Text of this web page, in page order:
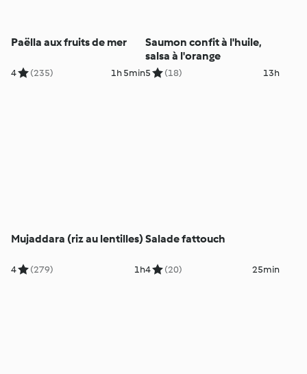
Paëlla aux fruits de mer
4 (235) 1h 5min
Saumon confit à l'huile,
salsa à l'orange
5 (18) 13h
Mujaddara (riz au lentilles)
4 (279) 1h
Salade fattouch
4 (20) 25min